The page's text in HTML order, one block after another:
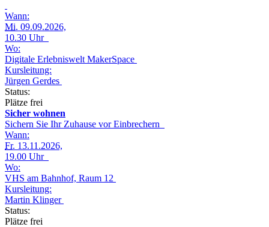
Wann:
Mi. 09.09.2026,
10.30 Uhr
Wo:
Digitale Erlebniswelt MakerSpace
Kursleitung:
Jürgen Gerdes
Status:
Plätze frei
Sicher wohnen
Sichern Sie Ihr Zuhause vor Einbrechern
Wann:
Fr. 13.11.2026,
19.00 Uhr
Wo:
VHS am Bahnhof, Raum 12
Kursleitung:
Martin Klinger
Status:
Plätze frei